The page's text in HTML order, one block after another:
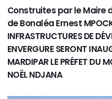
Construites par le Maire
de Bonaléa Ernest
INFRASTRUCTURES DE
ENVERGURE SERONT
MARDIPAR LE PRÉFET DU
NOËL NDJANA